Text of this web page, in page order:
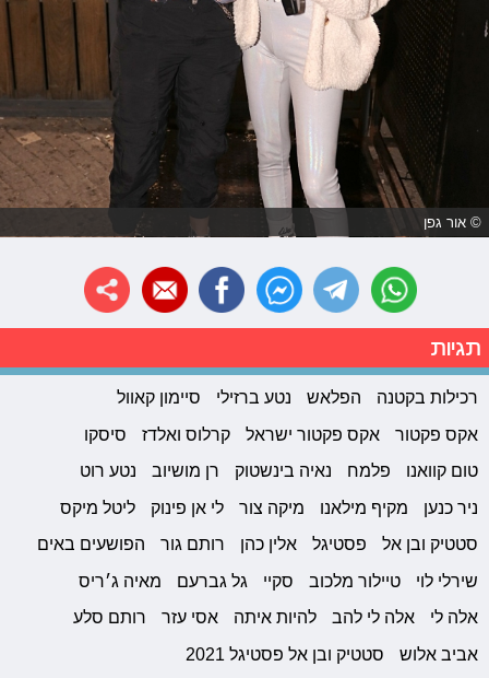
© אור גפן
תגיות
רכילות בקטנה הפלאש נטע ברזילי
סיימון קאוול
אקס פקטור
אקס פקטור ישראל קרלוס ואלדז
סיסקו
טום קוואנו
פלמח נאיה בינשטוק רן מושיוב
נטע רוט
ניר כנען
מקיף מילאנו מיקה צור לי אן פינוק
ליטל מיקס
סטטיק ובן אל
פסטיגל אלין כהן רותם גור
הפושעים באים
שירלי לוי
טיילור מלכוב סקיי גל גברעם
מאיה ג׳ריס
אלה לי
אלה לי להב להיות איתה אסי עזר
רותם סלע
אביב אלוש
סטטיק ובן אל פסטיגל 2021